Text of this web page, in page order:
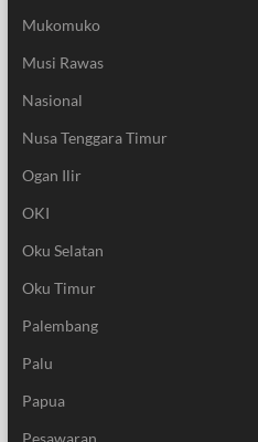
Mukomuko
Musi Rawas
Nasional
Nusa Tenggara Timur
Ogan Ilir
OKI
Oku Selatan
Oku Timur
Palembang
Palu
Papua